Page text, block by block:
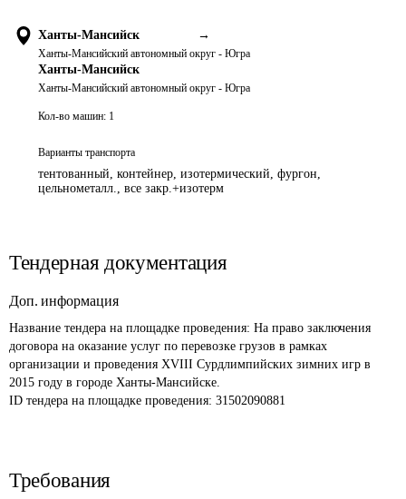
Ханты-Мансийск →
Ханты-Мансийский автономный округ - Югра
Ханты-Мансийск
Ханты-Мансийский автономный округ - Югра
Кол-во машин: 1
Варианты транспорта
тентованный, контейнер, изотермический, фургон,
цельнометалл., все закр.+изотерм
Тендерная документация
Доп. информация
Название тендера на площадке проведения: На право заключения
договора на оказание услуг по перевозке грузов в рамках
организации и проведения XVIII Сурдлимпийских зимних игр в
2015 году в городе Ханты-Мансийске.
ID тендера на площадке проведения: 31502090881
Требования